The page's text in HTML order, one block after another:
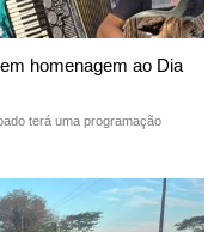
homenagem ao Dia
terá uma programação